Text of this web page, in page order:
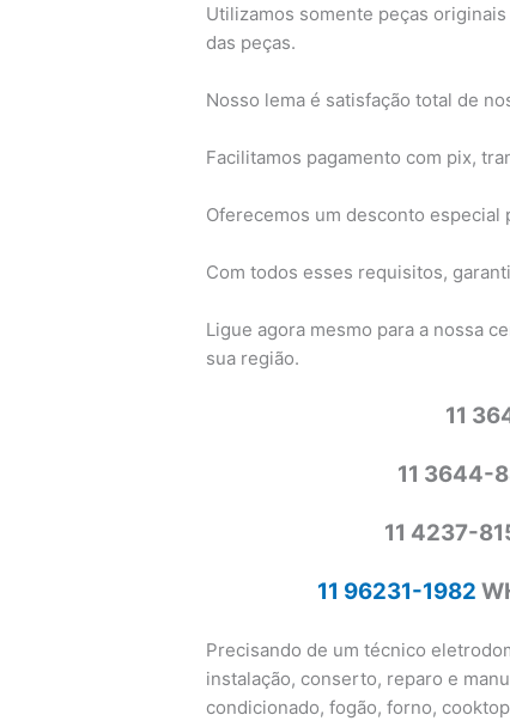
Utilizamos somente peças
das peças.
Nosso lema é satisfação total de
Facilitamos pagamento com pix,
Oferecemos um desconto especial
Com todos esses requisitos,
Ligue agora mesmo para a nossa
sua região.
11
11 3644-
11 4237-
11 96231-1982
Precisando de um técnico
instalação, conserto, reparo e
condicionado, fogão, forno,